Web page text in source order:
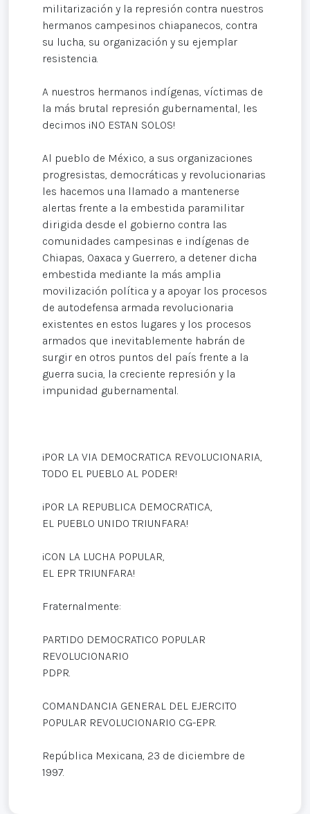
militarización y la represión contra nuestros
hermanos campesinos chiapanecos, contra
su lucha, su organización y su ejemplar
resistencia.
A nuestros hermanos indígenas, víctimas de
la más brutal represión gubernamental, les
decimos ¡NO ESTAN SOLOS!
Al pueblo de México, a sus organizaciones
progresistas, democráticas y revolucionarias
les hacemos una llamado a mantenerse
alertas frente a la embestida paramilitar
dirigida desde el gobierno contra las
comunidades campesinas e indígenas de
Chiapas, Oaxaca y Guerrero, a detener dicha
embestida mediante la más amplia
movilización política y a apoyar los procesos
de autodefensa armada revolucionaria
existentes en estos lugares y los procesos
armados que inevitablemente habrán de
surgir en otros puntos del país frente a la
guerra sucia, la creciente represión y la
impunidad gubernamental.
¡POR LA VIA DEMOCRATICA REVOLUCIONARIA,
TODO EL PUEBLO AL PODER!
¡POR LA REPUBLICA DEMOCRATICA,
EL PUEBLO UNIDO TRIUNFARA!
¡CON LA LUCHA POPULAR,
EL EPR TRIUNFARA!
Fraternalmente:
PARTIDO DEMOCRATICO POPULAR
REVOLUCIONARIO
PDPR.
COMANDANCIA GENERAL DEL EJERCITO
POPULAR REVOLUCIONARIO CG-EPR.
República Mexicana, 23 de diciembre de
1997.